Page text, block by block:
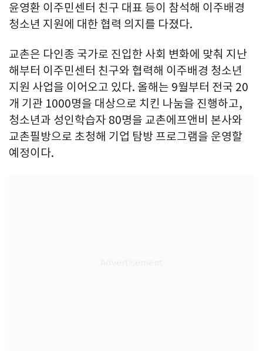
윤영환 이주민센터 친구 대표 등이 참석해 이주배경
청소년 지원에 대한 협력 의지를 다졌다.
교촌은 다인종 국가로 진입한 사회 변화에 맞춰 지난
해부터 이주민센터 친구와 협력해 이주배경 청소년
지원 사업을 이어오고 있다. 올해는 9월부터 전국 20
개 기관 1000명을 대상으로 치킨 나눔을 진행하고,
청소년과 성인학습자 80명을 교촌에프앤비 본사와
교촌필방으로 초청해 기업 탐방 프로그램을 운영할
예정이다.